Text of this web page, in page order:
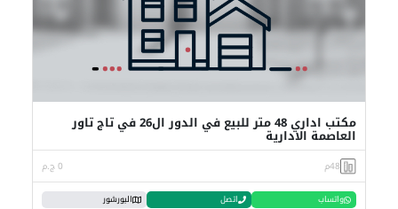
مكتب اداري 48 متر للبيع في الدور ال26 في تاج تاور
العاصمة الادارية
48م 0 ج.م
واتساب اتصل البورشور